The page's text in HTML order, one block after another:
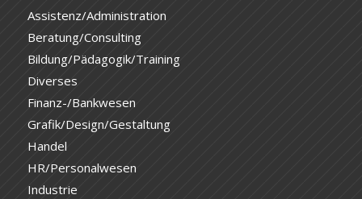
Assistenz/Administration
Beratung/Consulting
Bildung/Pädagogik/Training
Diverses
Finanz-/Bankwesen
Grafik/Design/Gestaltung
Handel
HR/Personalwesen
Industrie